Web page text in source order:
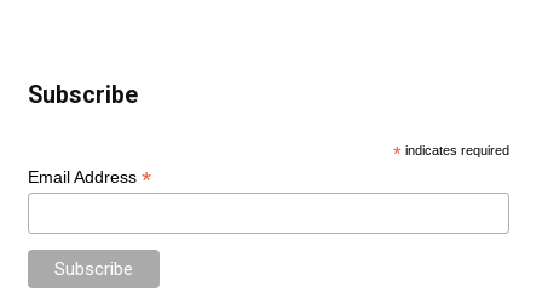
Subscribe
* indicates required
Email Address *